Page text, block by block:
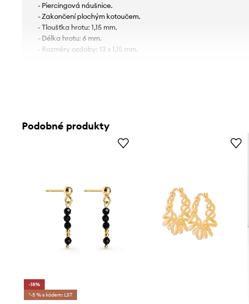
- Piercingová náušnice.
- Zakončení plochým kotoučem.
- Tloušťka hrotu: 1,15 mm.
- Délka hrotu: 6 mm.
- Rozměry ozdoby: 13 x 1,15 mm.
Podobné produkty
-18%
*-5 % s kódem: LST